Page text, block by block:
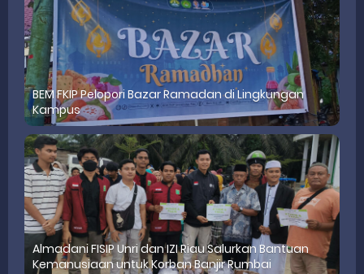
BEM FKIP Pelopori Bazar Ramadan di Lingkungan
Kampus
Almadani FISIP Unri dan IZI Riau Salurkan Bantuan
Kemanusiaan untuk Korban Banjir Rumbai